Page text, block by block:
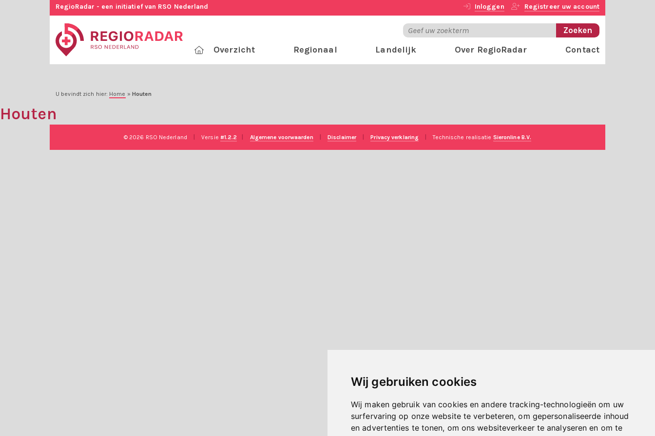
Wij gebruiken cookies
Wij maken gebruik van cookies en andere tracking-technologieën om uw
surfervaring op onze website te verbeteren, om gepersonaliseerde inhoud
en advertenties te tonen, om ons websiteverkeer te analyseren en om te
RegioRadar - een initiatief van RSO Nederland Inloggen Registreer uw account
Overzicht Regionaal Landelijk Over RegioRadar Contact
U bevindt zich hier: Home » Houten
Houten
© 2026 RSO Nederland Versie #1.2.2 Algemene voorwaarden Disclaimer Privacy verklaring Technische realisatie Sieronline B.V.